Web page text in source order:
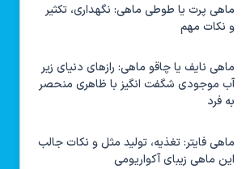
ماهی پرت یا طوطی ماهی: نگهداری، تکثیر
و نکات مهم
ماهی نایف یا چاقو ماهی: رازهای دنیای زیر
آب موجودی شگفت انگیز با ظاهری منحصر
به فرد
ماهی فایتر: تغذیه، تولید مثل و نکات جالب
این ماهی زیبای آکواریومی